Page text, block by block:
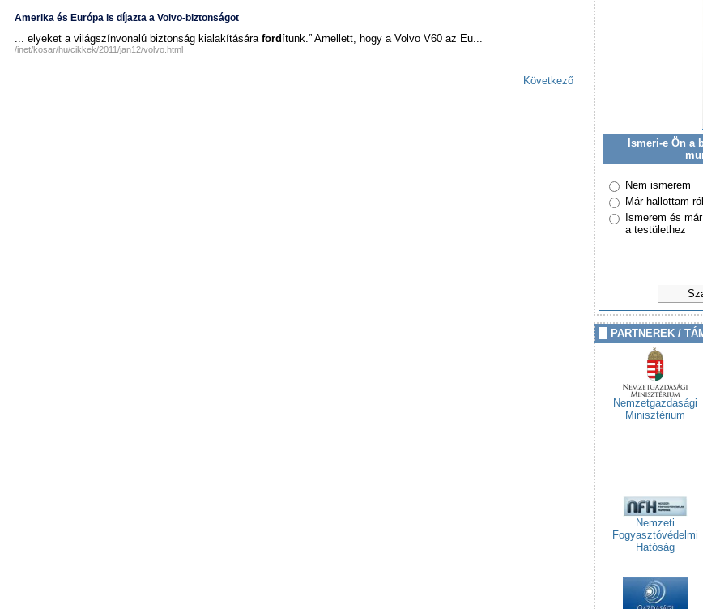
Amerika és Európa is díjazta a Volvo-biztonságot
... elyeket a világszínvonalú biztonság kialakítására ford ítunk.” Amellett, hogy a Volvo V60 az Eu...
/inet/kosar/hu/cikkek/2011/jan12/volvo.html
Következő
Ismeri-e Ön a
Nem ismerem
Már hallottam
Ismerem és
a testülethez
PARTNEREK /
Nemzetgazdasági
Minisztérium
Nemzeti
Fogyasztóvédelmi
Hatóság